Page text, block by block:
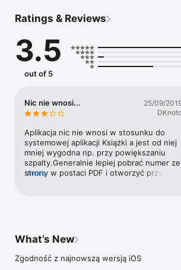
także poradniki i felietony dotyczące
---
MyApple Magazyn is a biweekly Polish-
for Apple fans and anyone interested in
Poland and the USA.
and highlights of the latest in tech, as well
editorials sure to keep readers up to date
Apple technology and the mobile lifestyle.
Ratings & Reviews
3.5
out of 5
Nic nie wnosi...
25/09/
Aplikacja nic nie wnosi w stosunku do
systemowej aplikacji Książki a jest od niej
mniej wygodna np. przy powiększaniu
szpalty.Generalnie lepiej pobrać numer ze
strony w postaci PDF i otworzyć przy
more
What’s New
Zgodność z najnowszą wersją iOS